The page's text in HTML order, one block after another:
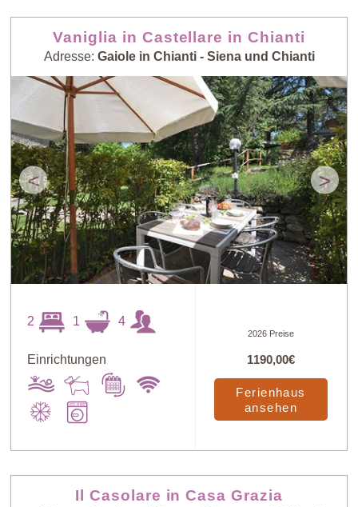
Preis: hoch >
niedrig
Personenzahl:
niedrig > hoch
Personenzahl:
hoch > niedrig
Neueste Häuser
Vaniglia in Castellare in Chianti
Adresse: Gaiole in Chianti - Siena und Chianti
< >
2 1 4
Einrichtungen
2026 Preise
1190,00€
Ferienhaus
ansehen
Il Casolare in Casa Grazia